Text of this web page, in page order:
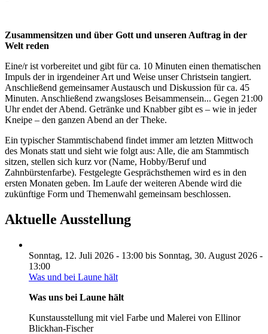
Zusammensitzen und über Gott und unseren Auftrag in der
Welt reden
Eine/r ist vorbereitet und gibt für ca. 10 Minuten einen thematischen
Impuls der in irgendeiner Art und Weise unser Christsein tangiert.
Anschließend gemeinsamer Austausch und Diskussion für ca. 45
Minuten. Anschließend zwangsloses Beisammensein... Gegen 21:00
Uhr endet der Abend. Getränke und Knabber gibt es – wie in jeder
Kneipe – den ganzen Abend an der Theke.
Ein typischer Stammtischabend findet immer am letzten Mittwoch
des Monats statt und sieht wie folgt aus: Alle, die am Stammtisch
sitzen, stellen sich kurz vor (Name, Hobby/Beruf und
Zahnbürstenfarbe). Festgelegte Gesprächsthemen wird es in den
ersten Monaten geben. Im Laufe der weiteren Abende wird die
zukünftige Form und Themenwahl gemeinsam beschlossen.
Aktuelle Ausstellung
Sonntag, 12. Juli 2026 - 13:00 bis Sonntag, 30. August 2026 -
13:00
Was und bei Laune hält
Was uns bei Laune hält
Kunstausstellung mit viel Farbe und Malerei von Ellinor
Blickhan-Fischer